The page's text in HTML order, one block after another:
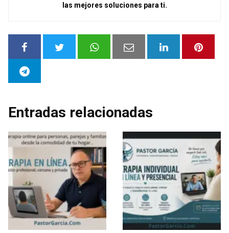
las mejores soluciones para ti.
Entradas relacionadas